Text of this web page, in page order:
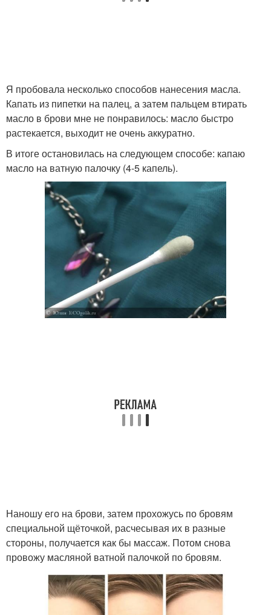
Я пробовала несколько способов нанесения масла.
Капать из пипетки на палец, а затем пальцем втирать
масло в брови мне не понравилось: масло быстро
растекается, выходит не очень аккуратно.
В итоге остановилась на следующем способе: капаю
масло на ватную палочку (4-5 капель).
Наношу его на брови, затем прохожусь по бровям
специальной щёточкой, расчесывая их в разные
стороны, получается как бы массаж. Потом снова
провожу масляной ватной палочкой по бровям.